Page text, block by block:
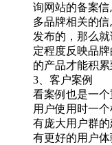
询网站的备案
多品牌相关的
发布的，那么
定程度反映品
的产品才能积累
3、客户案例
看案例也是一
用户使用时一
有庞大用户群
有更好的用户体